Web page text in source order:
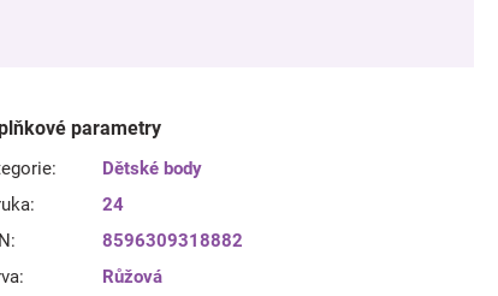
parametry
:
Dětské body
:
24
:
8596309318882
:
Růžová